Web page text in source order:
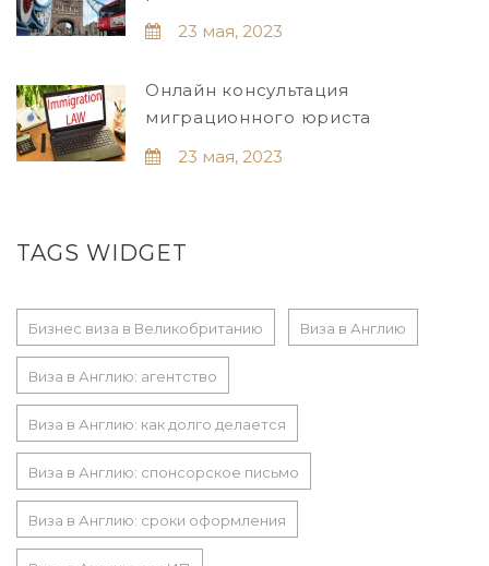
23 мая, 2023
Онлайн консультация
миграционного юриста
23 мая, 2023
TAGS WIDGET
Бизнес виза в Великобританию Виза в Англию
Виза в Англию: агентство
Виза в Англию: как долго делается
Виза в Англию: спонсорское письмо
Виза в Англию: сроки оформления